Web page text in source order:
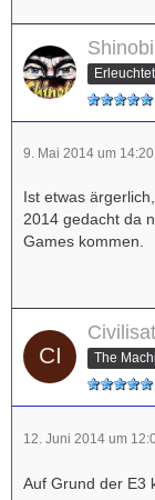
9. Mai 2014 um 14:20
Ist etwas
2014 gedacht da
Games kommen.
12. Juni 2014 um
Auf Grund der E3